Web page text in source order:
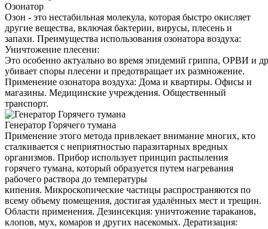
Озонатор
Озон - это нестабильная молекула, которая быстро окисляет
другие вещества, включая бактерии, вирусы, плесень и
запахи. Преимущества использования озонатора воздуха:
Уничтожение плесени:
Это особенно актуально во время эпидемий гриппа, ОРВИ и
убивает споры плесени и предотвращает их размножение.
Применение озонатора воздуха: Дома и квартиры. Офисы и
магазины. Медицинские учреждения. Общественный
транспорт.
Генератор Горячего тумана
Применение этого метода привлекает внимание многих, кто
сталкивается с неприятностью паразитарных вредных
организмов. Прибор использует принцип распыления
горячего тумана, который образуется путем нагревания
рабочего раствора до температуры
кипения. Микроскопические частицы распространяются по
всему объему помещения, достигая удалённых мест и трещин.
Области применения. Дезинсекция: уничтожение тараканов,
клопов, мух, комаров и других насекомых. Дератизация: